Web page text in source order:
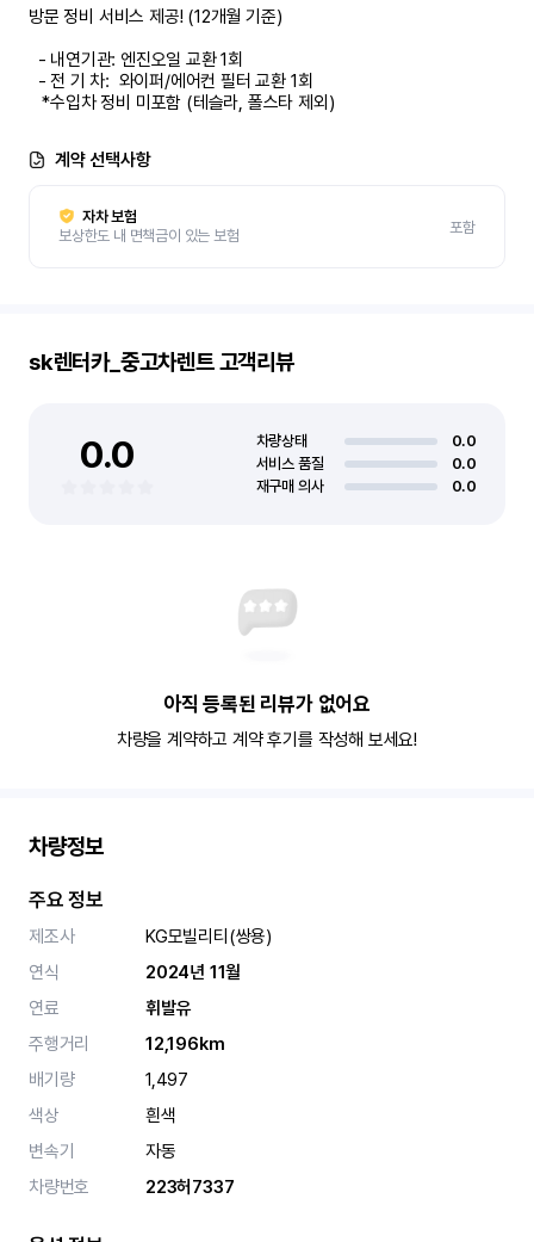
방문 정비 서비스 제공! (12개월 기준)
   *수입차 정비 미포함 (테슬라, 폴스타 제외)
계약 선택사항
자차 보험
보상한도 내 면책금이 있는 보험
포함
sk렌터카_중고차렌트고객리뷰
0.0 차량상태
0.0
서비스 품질
0.0
재구매 의사
0.0
아직 등록된 리뷰가 없어요
차량을 계약하고 계약 후기를 작성해 보세요!
차량정보
주요 정보
제조사
KG모빌리티(쌍용)
연식
2024년 11월
연료
휘발유
주행거리
12,196km
배기량
1,497
색상
흰색
변속기
자동
차량번호
223허7337